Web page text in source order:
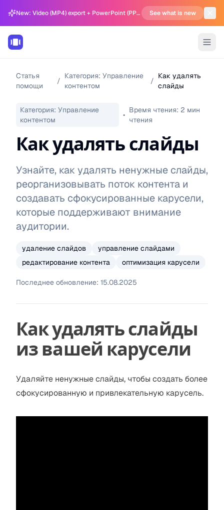
New: Video (MP4) export + PowerPoint (PPTX) support in Carousel Generator See what is new
Статья
помощи
/
Категория: Управление
контентом
/
Как удалять
слайды
Категория: Управление
контентом
•
Время чтения: 2 мин
чтения
Как удалять слайды
Узнайте, как удалять ненужные слайды,
реорганизовывать поток контента и
создавать сфокусированные карусели,
которые поддерживают внимание
аудитории.
удаление слайдов
управление слайдами
редактирование контента
оптимизация карусели
Последнее обновление: 15.08.2025
Как удалять слайды
из вашей карусели
Удаляйте ненужные слайды, чтобы создать более
сфокусированную и привлекательную карусель.